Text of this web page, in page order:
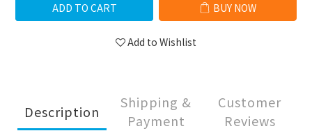
ADD TO CART BUY NOW
Add to Wishlist
Description
Shipping &
Payment
Customer
Reviews